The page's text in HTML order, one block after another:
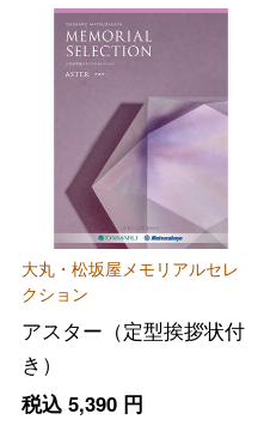
大丸・松坂屋メモリアルセレ
クション
アスター（定型挨拶状付
き）
税込 5,390円